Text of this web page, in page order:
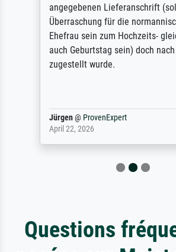
angegebenen Lieferanschrift
Überraschung für die
Ehefrau sein zum Hochzeits-
auch Geburtstag sein) doch
zugestellt wurde.
Jürgen@ ProvenExpert
April 22, 2026
Questions